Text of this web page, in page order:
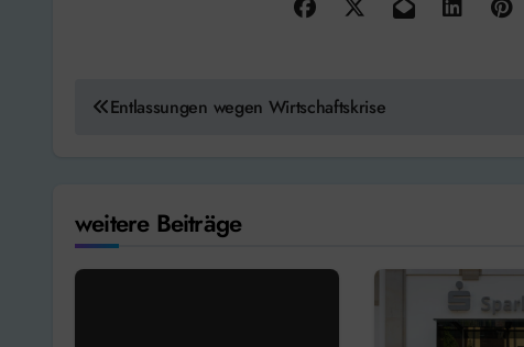
Beitragsnavigation
Entlassungen wegen Wirtschaftskrise
weitere Beiträge